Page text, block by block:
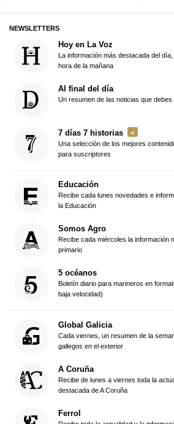
NEWSLETTERS
Hoy en La Voz
La información más destacada del
hora de la mañana
Al final del día
Un resumen de las noticias que
7 días 7 historias
Una selección de los mejores
para suscriptores
Educación
Recibe cada lunes novedades e
la Educación
Somos Agro
Recibe cada miércoles la información
primario
5 océanos
Boletín diario para marineros en
baja velocidad)
Global Galicia
Cada viernes, un resumen de la
gallegos en el exterior
A Coruña
Recibe de lunes a viernes toda la
destacada de A Coruña
Ferrol